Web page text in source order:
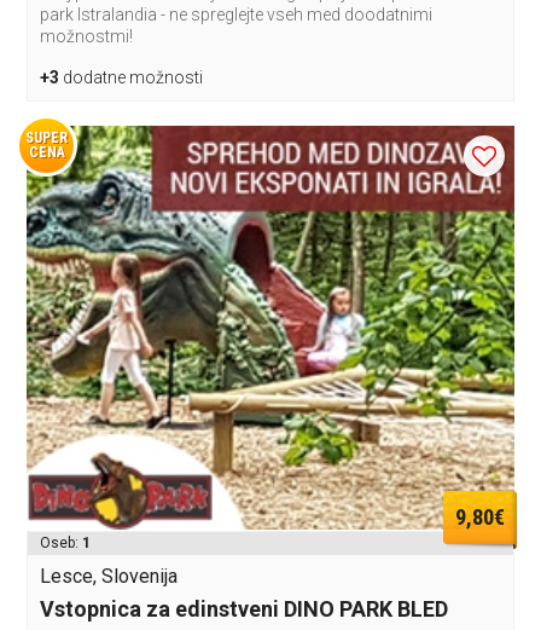
park Istralandia - ne spreglejte vseh med doodatnimi
možnostmi!
+3 dodatne možnosti
SUPER
CENA
9,80€
Oseb: 1
Lesce, Slovenija
Vstopnica za edinstveni DINO PARK BLED